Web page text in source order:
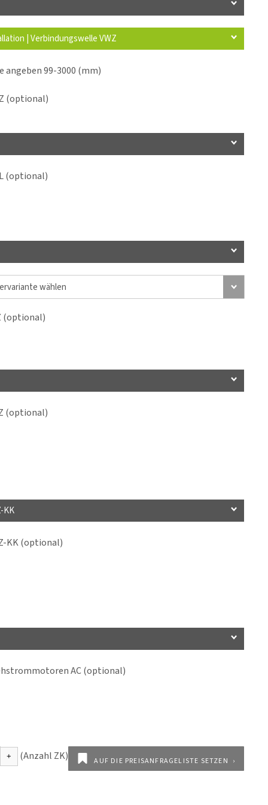
| Verbindungswelle VWZ
angeben 99-3000 (mm)
(optional)
(optional)
(optional)
(optional)
KK
KK (optional)
AC (optional)
AUF DIE PREISANFRAGELISTE SETZEN